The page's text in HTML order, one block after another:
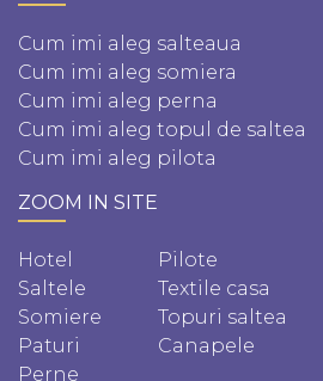
Cum imi aleg salteaua
Cum imi aleg somiera
Cum imi aleg perna
Cum imi aleg topul de saltea
Cum imi aleg pilota
ZOOM IN SITE
Hotel
Saltele
Somiere
Paturi
Perne
Pilote
Textile casa
Topuri saltea
Canapele